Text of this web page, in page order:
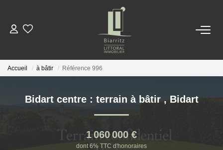
NOS BIENS
NOTRE AGENCE
Accueil à bâtir Référence 996
Bidart centre : terrain à bâtir,Bidart
1 060 000 €
dont 6% TTC d'honoraires